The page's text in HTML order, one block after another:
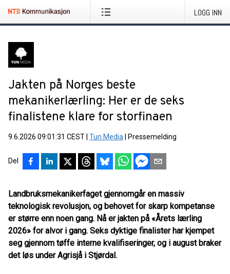
LOGG INN
Jakten på Norges beste
mekanikerlærling: Her er de seks
finalistene klare for storfinaen
9.6.2026 09:01:31 CEST Tun Media Pressemelding
Del
Landbruksmekanikerfaget gjennomgår en massiv
teknologisk revolusjon, og behovet for skarp kompetanse
er større enn noen gang. Nå er jakten på «Årets lærling
2026» for alvor i gang. Seks dyktige finalister har kjempet
seg gjennom tøffe interne kvalifiseringer, og i august braker
det løs under Agrisjå i Stjørdal.